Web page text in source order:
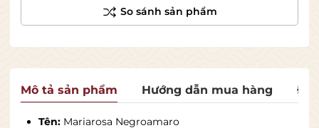
Mô tả sản phẩm Hướng dẫn mua hàng
Tên: Mariarosa Negroamaro